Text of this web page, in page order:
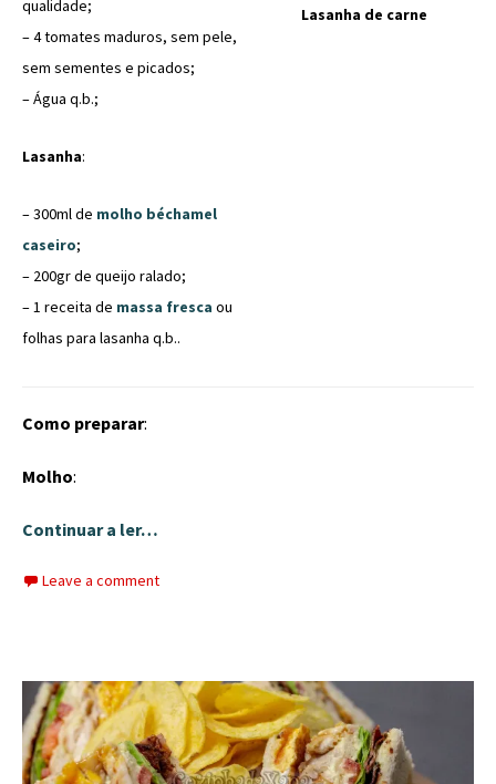
qualidade;
– 4 tomates maduros, sem pele,
sem sementes e picados;
– Água q.b.;
Lasanha:
– 300ml de molho béchamel
caseiro;
– 200gr de queijo ralado;
– 1 receita de massa fresca ou
folhas para lasanha q.b..
Lasanha de carne
Como preparar:
Molho:
Continuar a ler…
Leave a comment